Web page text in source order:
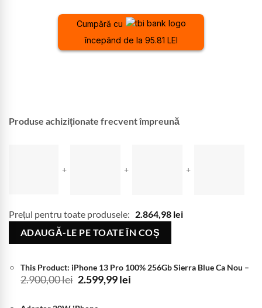
Cumpără cu
începând de la 95.81 LEI
Produse achiziționate frecvent împreună
+ + +
Prețul pentru toate produsele: 2.864,98 lei
ADAUGĂ-LE PE TOATE ÎN COȘ
This Product: iPhone 13 Pro 100% 256Gb Sierra Blue Ca Nou –
2.900,00lei Prețul
2.599,99lei